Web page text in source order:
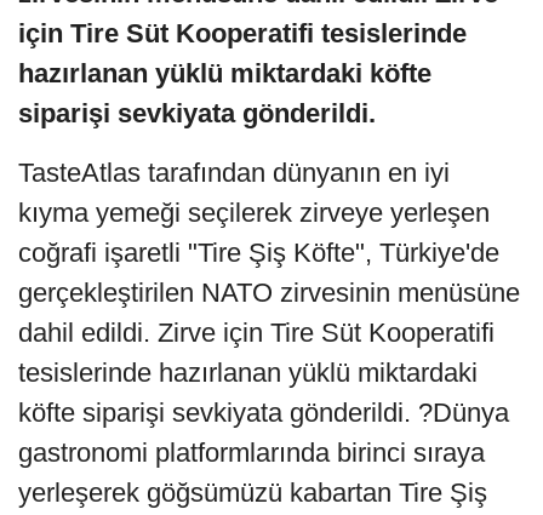
için Tire Süt Kooperatifi tesislerinde
hazırlanan yüklü miktardaki köfte
siparişi sevkiyata gönderildi.
TasteAtlas tarafından dünyanın en iyi
kıyma yemeği seçilerek zirveye yerleşen
coğrafi işaretli "Tire Şiş Köfte", Türkiye'de
gerçekleştirilen NATO zirvesinin menüsüne
dahil edildi. Zirve için Tire Süt Kooperatifi
tesislerinde hazırlanan yüklü miktardaki
köfte siparişi sevkiyata gönderildi. ?Dünya
gastronomi platformlarında birinci sıraya
yerleşerek göğsümüzü kabartan Tire Şiş